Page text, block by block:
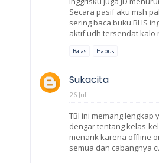
Secara pasif aku msh
sering baca buku BHS
aktif udh tersendat kalo
Balas Hapus
Sukacita
26 Juli
TBI ini memang lengkap
dengar tentang kelas-
menarik karena offline
semua dan cabangnya